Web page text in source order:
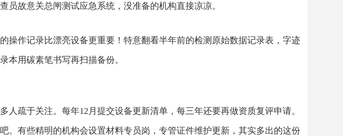
员故意关总闸测试应急系统，没准备的机构直接凉凉。
操作记录比漂亮设备更重要！特意翻看半年前的检测原始数据记录表，字迹
本用碳素笔书写再扫描备份。
人疏于关注。每年12月提交设备更新清单，每三年还要再做资质复评申请。
。有些精明的机构会设置材料专员岗，专管证件维护更新，其实多出的这份